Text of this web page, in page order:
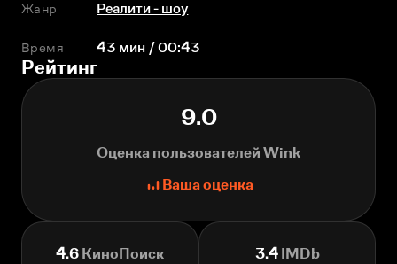
Жанр Реалити - шоу
Время 43 мин / 00:43
Рейтинг
9.0
Оценка пользователей Wink
Ваша оценка
4.6 КиноПоиск 3.4IMDb